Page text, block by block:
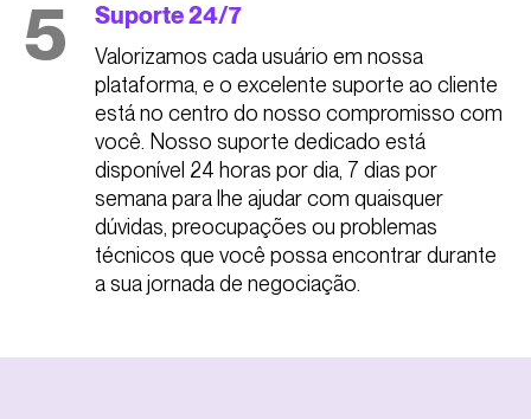
5 Suporte 24/7
Valorizamos cada usuário em nossa
plataforma, e o excelente suporte ao cliente
está no centro do nosso compromisso com
você. Nosso suporte dedicado está
disponível 24 horas por dia, 7 dias por
semana para lhe ajudar com quaisquer
dúvidas, preocupações ou problemas
técnicos que você possa encontrar durante
a sua jornada de negociação.